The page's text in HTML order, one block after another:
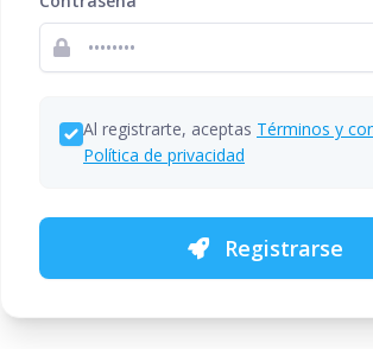
Al registrarte, aceptas Términos y
Política de privacidad
Registrarse